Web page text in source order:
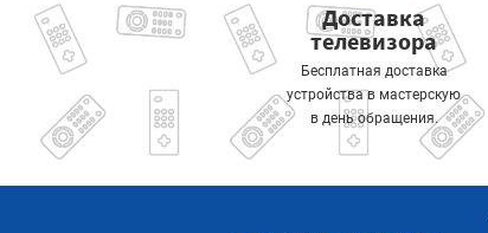
Доставка
телевизора
Бесплатная доставка
устройства в мастерскую
в день обращения.